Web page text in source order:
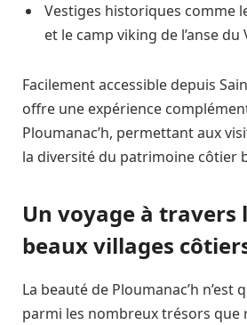
Vestiges historiques comme
et le camp viking de l’anse du
Facilement accessible depuis
offre une expérience
Ploumanac’h, permettant aux
la diversité du patrimoine côtier
Un voyage à travers
beaux villages
La beauté de Ploumanac’h n’est
parmi les nombreux trésors que